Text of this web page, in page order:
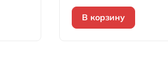
В корзину